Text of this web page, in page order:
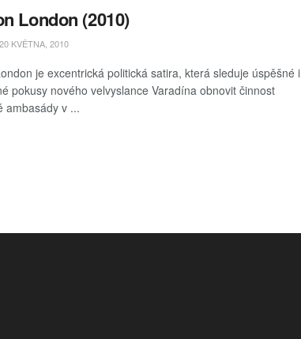
London (2010)
KVĚTNA, 2010
je excentrická politická satira, která sleduje úspěšné i
pokusy nového velvyslance Varadína obnovit činnost
ambasády v ...